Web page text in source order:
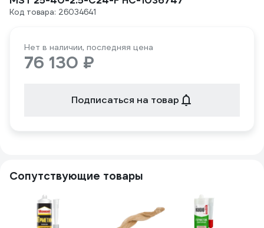
Код товара: 26034641
Нет в наличии, последняя цена
76 130 ₽
Подписаться на товар
Сопутствующие товары